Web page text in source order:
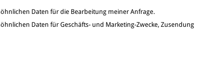
Daten für die Bearbeitung meiner Anfrage.
Daten für Geschäfts- und Marketing-Zwecke, Zusendung